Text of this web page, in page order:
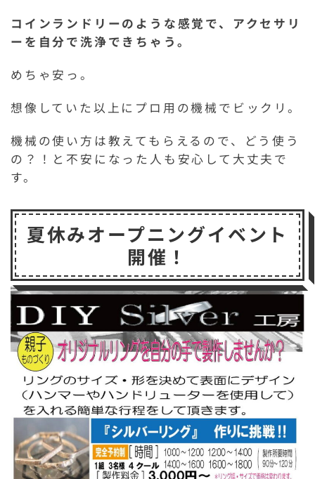
コインランドリーのような感覚で、アクセサリ
ーを自分で洗浄できちゃう。
めちゃ安っ。
想像していた以上にプロ用の機械でビックリ。
機械の使い方は教えてもらえるので、どう使う
の？！と不安になった人も安心して大丈夫で
す。
夏休みオープニングイベント
開催！